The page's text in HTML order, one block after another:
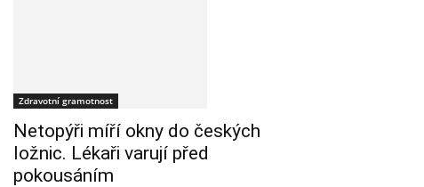
Zdravotní gramotnost
Netopýři míří okny do českých
ložnic. Lékaři varují před
pokousáním